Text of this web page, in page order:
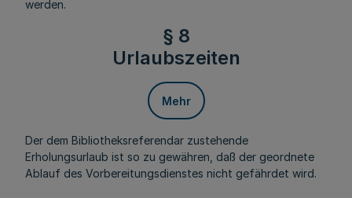
werden.
§ 8
Urlaubszeiten
Mehr
Der dem Bibliotheksreferendar zustehende
Erholungsurlaub ist so zu gewähren, daß der geordnete
Ablauf des Vorbereitungsdienstes nicht gefährdet wird.